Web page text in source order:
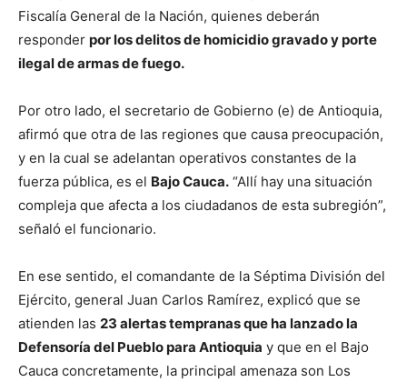
Fiscalía General de la Nación, quienes deberán
responder por los delitos de homicidio gravado y porte
ilegal de armas de fuego.
Por otro lado, el secretario de Gobierno (e) de Antioquia,
afirmó que otra de las regiones que causa preocupación,
y en la cual se adelantan operativos constantes de la
fuerza pública, es el Bajo Cauca. “Allí hay una situación
compleja que afecta a los ciudadanos de esta subregión”,
señaló el funcionario.
En ese sentido, el comandante de la Séptima División del
Ejército, general Juan Carlos Ramírez, explicó que se
atienden las 23 alertas tempranas que ha lanzado la
Defensoría del Pueblo para Antioquia y que en el Bajo
Cauca concretamente, la principal amenaza son Los